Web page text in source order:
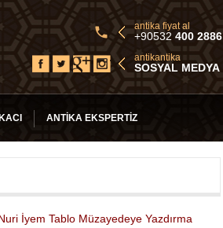
antika fiyat al
+90532 400 2886
antikantika
SOSYAL MEDYA
ANTIKA EKSPERTIZ
İyem Tablo Müzayedeye Yazdırma